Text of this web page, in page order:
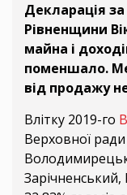
Декларація
Рівненщини
майна і
поменшало.
від продажу
Влітку 2019-го
Верховної